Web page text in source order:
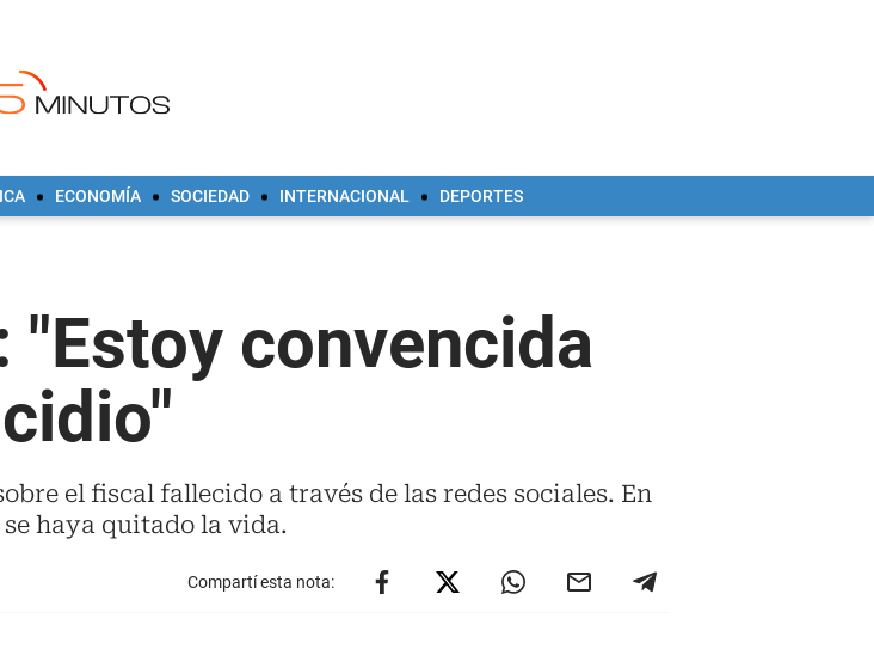
ECONOMÍA SOCIEDAD INTERNACIONAL DEPORTES
convencida
el fiscal fallecido a través de las redes sociales. En
haya quitado la vida.
Compartí esta nota: